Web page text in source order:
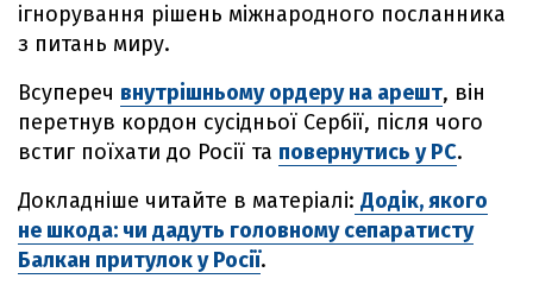
ігнорування рішень міжнародного посланника
з питань миру.
Всупереч внутрішньому ордеру на арешт, він
перетнув кордон сусідньої Сербії, після чого
встиг поїхати до Росії та повернутись у РС.
Докладніше читайте в матеріалі: Додік, якого
не шкода: чи дадуть головному сепаратисту
Балкан притулок у Росії.